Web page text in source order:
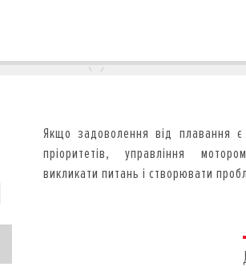
Якщо задоволення від плавання
пріоритетів, управління
викликати питань і створювати